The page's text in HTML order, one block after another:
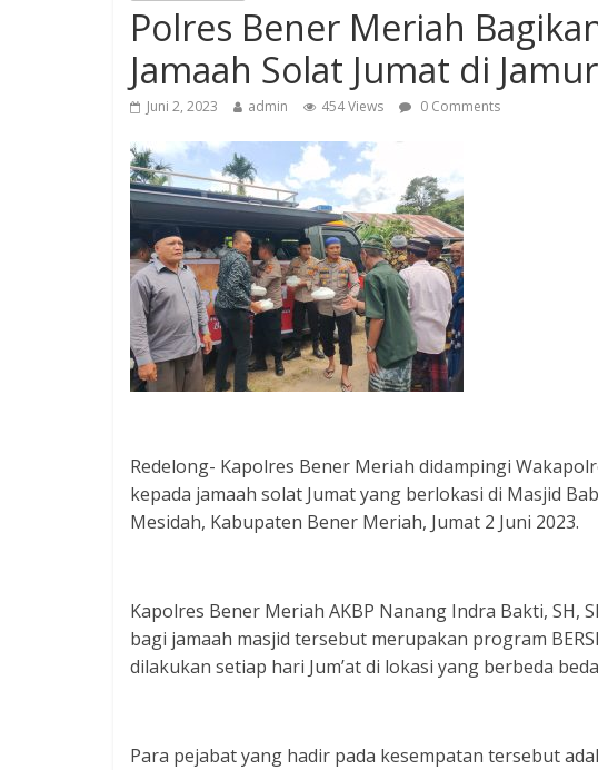
Polres Bener Meriah
Jamaah Solat Jumat di
Juni 2, 2023 admin 454 Views 0 Comments
Redelong- Kapolres Bener Meriah didampingi
kepada jamaah solat Jumat yang berlokasi di Masjid
Mesidah, Kabupaten Bener Meriah, Jumat 2 Juni 2023.
Kapolres Bener Meriah AKBP Nanang Indra Bakti, SH,
bagi jamaah masjid tersebut merupakan program
dilakukan setiap hari Jum’at di lokasi yang berbeda
Para pejabat yang hadir pada kesempatan tersebut